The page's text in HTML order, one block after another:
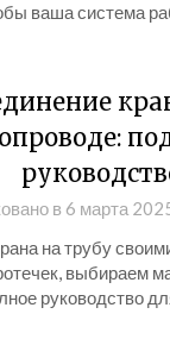
ваша система
в 6 марта
на трубу
выбираем
руководство